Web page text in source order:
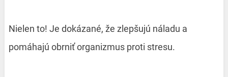
Nielen to! Je dokázané, že zlepšujú náladu a
pomáhajú obrniť organizmus proti stresu.